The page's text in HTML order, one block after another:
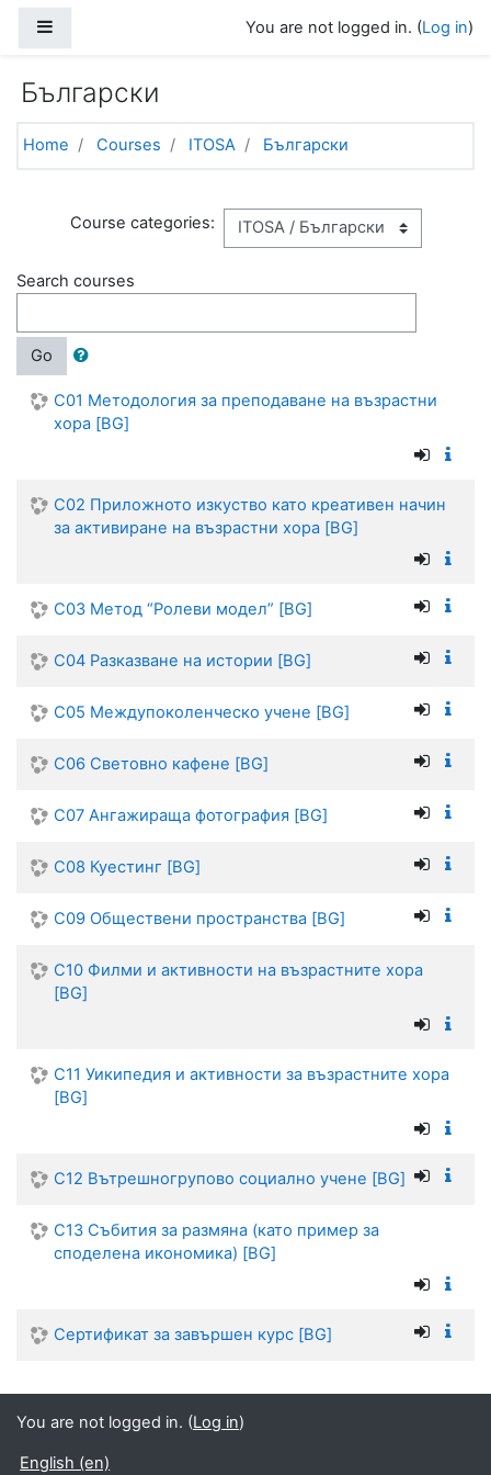
You are not logged in. (Log in)
Български
Home Courses ITOSA Български
Course categories:
Search courses
Go
C01 Методология за преподаване на възрастни
хора [BG]
C02 Приложното изкуство като креативен начин
за активиране на възрастни хора [BG]
C03 Метод “Ролеви модел” [BG]
C04 Разказване на истории [BG]
C05 Междупоколенческо учене [BG]
C06 Световно кафене [BG]
C07 Ангажираща фотография [BG]
C08 Куестинг [BG]
C09 Обществени пространства [BG]
C10 Филми и активности на възрастните хора
[BG]
C11 Уикипедия и активности за възрастните хора
[BG]
C12 Вътрешногрупово социално учене [BG]
C13 Събития за размяна (като пример за
споделена икономика) [BG]
Сертификат за завършен курс [BG]
You are not logged in. (Log in)
English ‎(en)‎